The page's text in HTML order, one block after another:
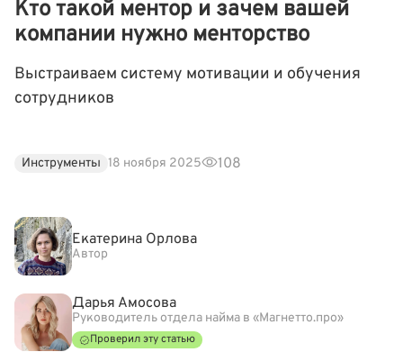
Кто такой ментор и зачем вашей
компании нужно менторство
Выстраиваем систему мотивации и обучения
сотрудников
Инструменты 18 ноября 2025 108
Екатерина Орлова
Автор
Дарья Амосова
Руководитель отдела найма в «Магнетто.про»
Проверил эту статью